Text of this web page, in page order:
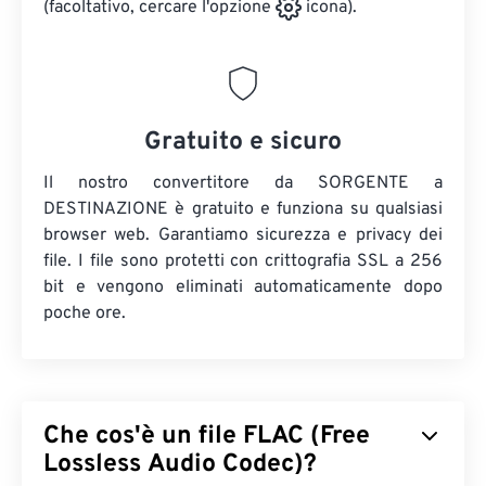
(facoltativo, cercare l'opzione icona).
Gratuito e sicuro
Il nostro convertitore da SORGENTE a
DESTINAZIONE è gratuito e funziona su qualsiasi
browser web. Garantiamo sicurezza e privacy dei
file. I file sono protetti con crittografia SSL a 256
bit e vengono eliminati automaticamente dopo
poche ore.
Che cos'è un file FLAC (Free
Lossless Audio Codec)?